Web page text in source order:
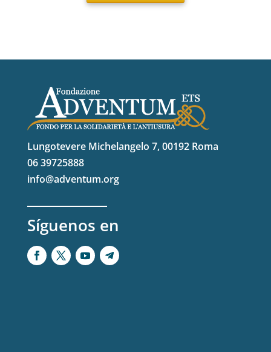
Lungotevere Michelangelo 7, 00192 Roma
06 39725888
info@adventum.org
Síguenos en